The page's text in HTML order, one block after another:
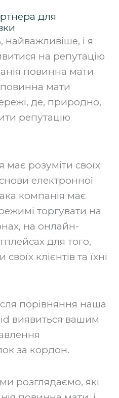
для
і я
на репутацію
повинна мати
мати
де, природно,
репутацію
має розуміти своїх
електронної
компанія має
торгувати на
на онлайн-
для того,
клієнтів та їхні
порівняння наша
виявиться вашим
за кордон.
ми розглядаємо, які